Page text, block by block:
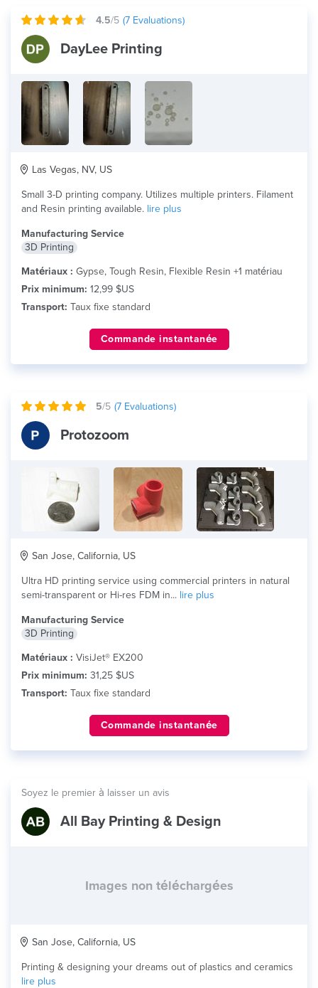
4.5/5 (7 Evaluations)
DayLee Printing
Las Vegas, NV, US
Small 3-D printing company. Utilizes multiple printers. Filament
and Resin printing available. lire plus
Manufacturing Service
3D Printing
Matériaux : Gypse, Tough Resin, Flexible Resin +1 matériau
Prix minimum: 12,99 $US
Transport: Taux fixe standard
Commande instantanée
5/5 (7 Evaluations)
Protozoom
San Jose, California, US
Ultra HD printing service using commercial printers in natural
semi-transparent or Hi-res FDM in... lire plus
Manufacturing Service
3D Printing
Matériaux : VisiJet® EX200
Prix minimum: 31,25 $US
Transport: Taux fixe standard
Commande instantanée
Soyez le premier à laisser un avis
All Bay Printing & Design
Images non téléchargées
San Jose, California, US
Printing & designing your dreams out of plastics and ceramics
lire plus